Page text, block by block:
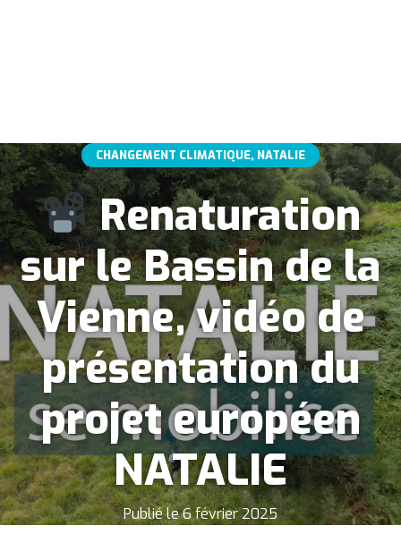
CHANGEMENT CLIMATIQUE, NATALIE
Renaturation
sur le Bassin de la
Vienne, vidéo de
présentation du
projet européen
NATALIE
Publié le 6 février 2025